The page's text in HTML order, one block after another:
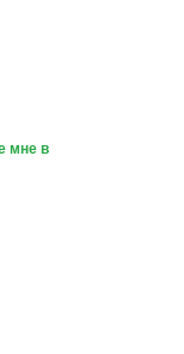
мне в